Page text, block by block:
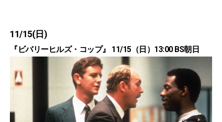
11/15(日)
『ビバリーヒルズ・コップ』 11/15（日）13:00 BS朝日